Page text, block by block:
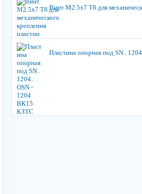
Винт M2.5x7 T8 для
Пластина опорная под SN..